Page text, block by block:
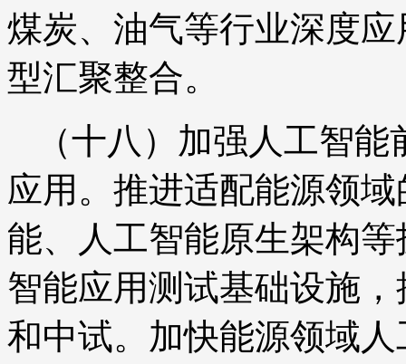
煤炭、油气等行业深度
型汇聚整合。
（十八）加强人工智
应用。推进适配能源领
能、人工智能原生架构
智能应用测试基础设施
和中试。加快能源领域